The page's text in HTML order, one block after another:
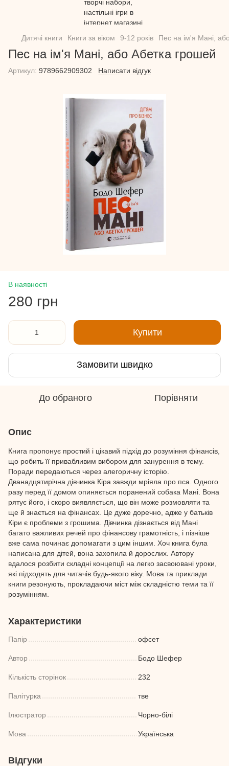
Дитячі книги Книги за віком 9-12 років Пес на ім'я Мані,
Пес на ім'я Мані, або Абетка грошей
Артикул: 9789662909302 Написати відгук
В наявності
280 грн
Купити
Замовити швидко
До обраного Порівняти
Опис
Книга пропонує простий і цікавий підхід до розуміння фінансів,
що робить її привабливим вибором для занурення в тему.
Поради передаються через алегоричну історію.
Дванадцятирічна дівчинка Кіра завжди мріяла про пса. Одного
разу перед її домом опиняється поранений собака Мані. Вона
рятує його, і скоро виявляється, що він може розмовляти та
ще й знається на фінансах. Це дуже доречно, адже у батьків
Кіри є проблеми з грошима. Дівчинка дізнається від Мані
багато важливих речей про фінансову грамотність, і пізніше
вже сама починає допомагати з цим іншим. Хоч книга була
написана для дітей, вона захопила й дорослих. Автору
вдалося розбити складні концепції на легко засвоювані уроки,
які підходять для читачів будь-якого віку. Мова та приклади
книги резонують, прокладаючи міст між складністю теми та її
розумінням.
Характеристики
Папір офсет
Автор Бодо Шефер
Кількість сторінок 232
Палітурка тве
Ілюстратор Чорно-білі
Мова Українська
Відгуки